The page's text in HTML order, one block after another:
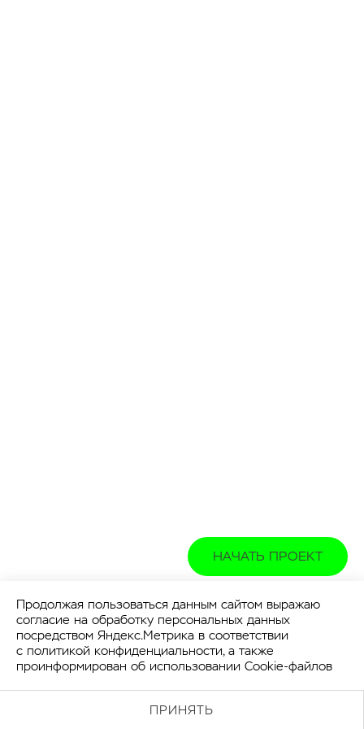
НАЧАТЬ ПРОЕКТ
Продолжая пользоваться данным сайтом выражаю
согласие на обработку персональных данных
посредством Яндекс.Метрика в соответствии
с политикой конфиденциальности, а также
проинформирован об использовании Cookie-файлов
ПРИНЯТЬ